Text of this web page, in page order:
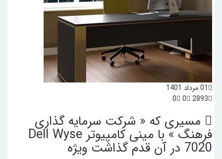
01 مرداد 1401
2893
0
0
مسیری که « شرکت سرمایه‌ گذاری
فرهنگ » با مینی کامپیوتر Dell Wyse
7020 در آن قدم گذاشت ویژه